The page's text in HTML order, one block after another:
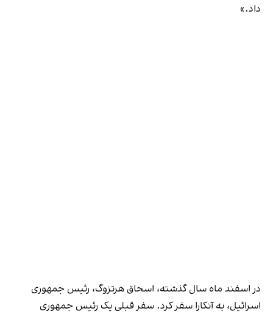
داد.»
در اسفند ماه سال گذشته، اسحاق هرتزوگ، رئیس جمهوری
اسرائیل، به آنکارا سفر کرد. سفر قبلی یک رئیس جمهوری